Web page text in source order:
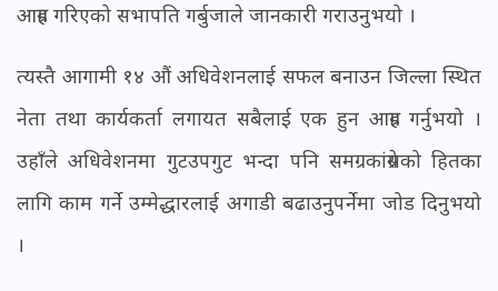
आग्रह गरिएको सभापति गर्बुजाले जानकारी गराउनुभयो ।
त्यस्तै आगामी १४ औं अधिवेशनलाई सफल बनाउन जिल्ला स्थित
नेता तथा कार्यकर्ता लगायत सबैलाई एक हुन आग्रह गर्नुभयो ।
उहाँले अधिवेशनमा गुटउपगुट भन्दा पनि समग्र कांग्रेसको हितका
लागि काम गर्ने उम्मेद्धारलाई अगाडी बढाउनुपर्नेमा जोड दिनुभयो
।